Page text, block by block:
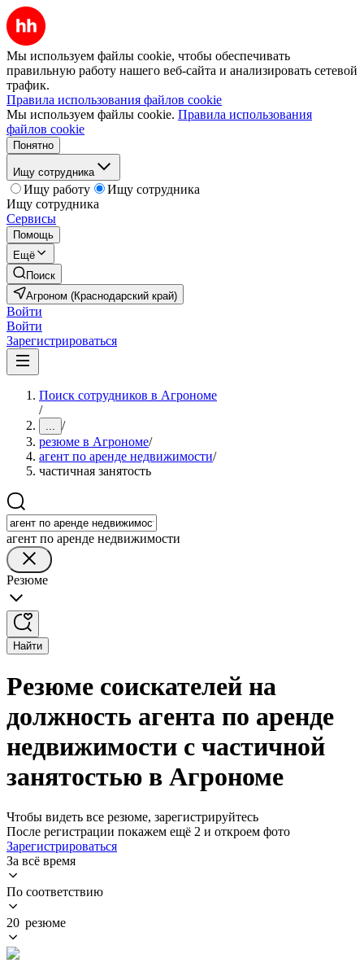
Мы используем файлы cookie, чтобы обеспечивать
правильную работу нашего веб-сайта и анализировать сетевой
трафик.
Правила использования файлов cookie
Мы используем файлы cookie. Правила использования
файлов cookie
Понятно
Ищу сотрудника
Ищу работу
Ищу сотрудника
Ищу сотрудника
Сервисы
Помощь
Ещё
Поиск
Агроном (Краснодарский край)
Войти
Войти
Зарегистрироваться
Поиск сотрудников в Агрономе
/
... /
резюме в Агрономе/
агент по аренде недвижимости/
частичная занятость
агент по аренде недвижимости
Резюме
Найти
Резюме соискателей на
должность агента по аренде
недвижимости с частичной
занятостью в Агрономе
Чтобы видеть все резюме, зарегистрируйтесь
После регистрации покажем ещё 2 и откроем фото
Зарегистрироваться
За всё время
По соответствию
20 резюме